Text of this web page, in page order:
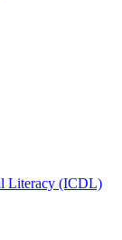
Literacy (ICDL)